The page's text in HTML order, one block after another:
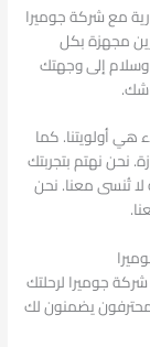
مع شركة جوميرا
مجهزة بكل
وسلام إلى وجهتك
شك.
هي أولويتنا. كما
نحن نهتم بتجربتك
تُنسى معنا. نحن
جوميرا لرحلتك
يضمنون لك